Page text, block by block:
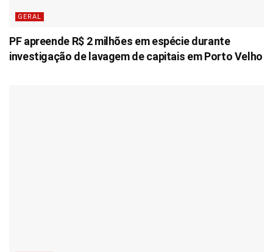
GERAL
PF apreende R$ 2 milhões em espécie durante
investigação de lavagem de capitais em Porto Velho